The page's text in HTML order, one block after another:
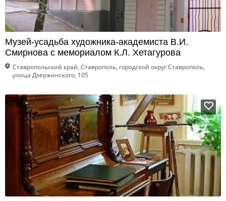
Музей-усадьба художника-академиста В.И.
Смирнова с мемориалом К.Л. Хетагурова
Ставропольский край, Ставрополь, городской округ Ставрополь,
улица Дзержинского, 105